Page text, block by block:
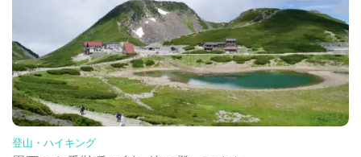
登山・ハイキング